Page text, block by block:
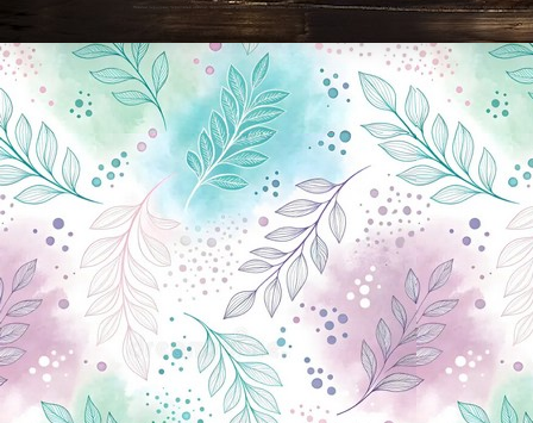
Новини Чернігова, Чернігівські новини, Чернігівський формат, новини Чернігова, події в Чернігові: політика, економіка, аналітика, культура, відеоновини, екологія, спортивний Чернігів, туризм, Чернігів